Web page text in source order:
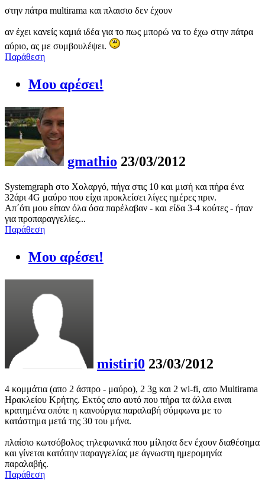
στην πάτρα multirama και πλαισιο δεν έχουν
αν έχει κανείς καμιά ιδέα για το πως μπορώ να το έχω στην πάτρα
αύριο, ας με συμβουλέψει.
Παράθεση
Μου αρέσει!
gmathio 23/03/2012
Systemgraph στο Χολαργό, πήγα στις 10 και μισή και πήρα ένα
32άρι 4G μαύρο που είχα προκλείσει λίγες ημέρες πριν.
Απ΄ότι μου είπαν όλα όσα παρέλαβαν - και είδα 3-4 κούτες - ήταν
για προπαραγγελίες...
Παράθεση
Μου αρέσει!
mistiri0 23/03/2012
4 κομμάτια (απο 2 άσπρο - μαύρο), 2 3g και 2 wi-fi, απο Multirama
Ηρακλείου Κρήτης. Εκτός απο αυτό που πήρα τα άλλα ειναι
κρατημένα οπότε η καινούργια παραλαβή σύμφωνα με το
κατάστημα μετά της 30 του μήνα.
πλαίσιο κωτσόβολος τηλεφωνικά που μίλησα δεν έχουν διαθέσημα
και γίνεται κατόπην παραγγελίας με άγνωστη ημερομηνία
παραλαβής.
Παράθεση